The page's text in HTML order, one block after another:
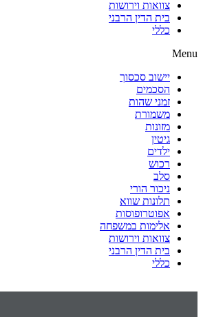
צוואות וירושות
בית הדין הרבני
כללי
Menu
יישוב סכסוך
הסכמים
זמני שהות
משמורת
מזונות
גיטין
ילדים
רכוש
סלב
ניכור הורי
תלונות שווא
אפוטרופוסות
אלימות במשפחה
צוואות וירושות
בית הדין הרבני
כללי